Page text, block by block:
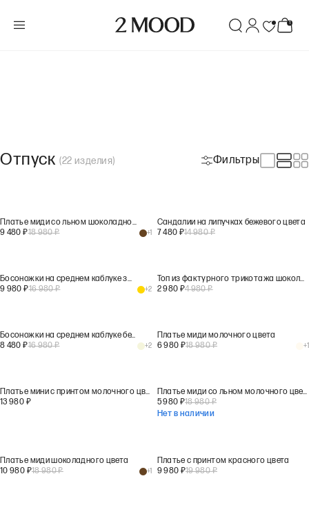
Отпуск (22 изделия) Фильтры
Платье миди со льном шоколадного цвета
9 480 ₽18 980₽ +1
Сандалии на липучках бежевого цвета
7 480 ₽14 980₽
Босоножки на среднем каблуке золотого цвета
9 980 ₽16 980₽ +2
Топ из фактурного трикотажа шоколадного цвета
2 980 ₽4 980₽
Босоножки на среднем каблуке бежевого цвета
8 480 ₽16 980₽ +2
Платье миди молочного цвета
6 980 ₽18 980₽ +1
Платье мини с принтом молочного цвета
13 980 ₽
Платье миди со льном молочного цвета
5 980 ₽18 980₽
Нет в наличии
Платье миди шоколадного цвета
10 980 ₽18 980₽ +1
Платье с принтом красного цвета
9 980 ₽19 980₽